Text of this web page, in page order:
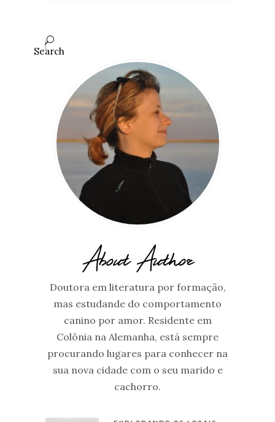
Search
About Author
Doutora em literatura por formação,
mas estudande do comportamento
canino por amor. Residente em
Colônia na Alemanha, está sempre
procurando lugares para conhecer na
sua nova cidade com o seu marido e
cachorro.